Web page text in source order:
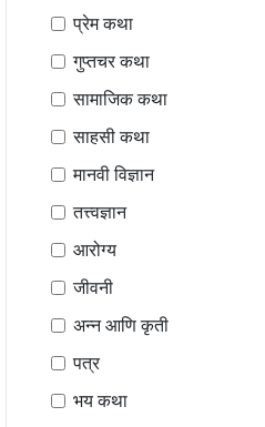
प्रेम कथा
गुप्तचर कथा
सामाजिक कथा
साहसी कथा
मानवी विज्ञान
तत्त्वज्ञान
आरोग्य
जीवनी
अन्न आणि कृती
पत्र
भय कथा